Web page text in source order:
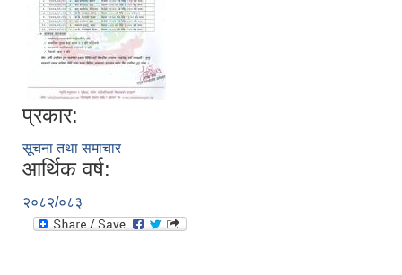
प्रकार:
सूचना तथा समाचार
आर्थिक वर्ष:
२०८२/०८३